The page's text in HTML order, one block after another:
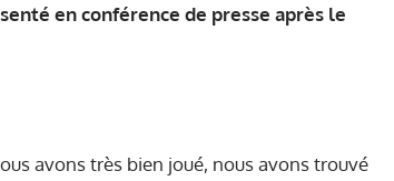
en conférence de presse après le
avons très bien joué, nous avons trouvé